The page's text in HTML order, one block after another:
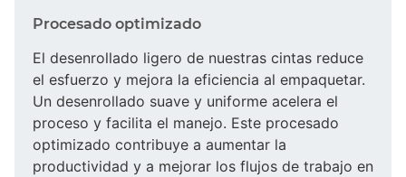
Procesado optimizado
El desenrollado ligero de nuestras cintas reduce
el esfuerzo y mejora la eficiencia al empaquetar.
Un desenrollado suave y uniforme acelera el
proceso y facilita el manejo. Este procesado
optimizado contribuye a aumentar la
productividad y a mejorar los flujos de trabajo en